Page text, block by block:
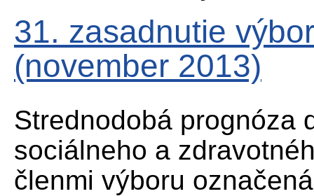
31. zasadnutie
(november 2013)
Strednodobá prognóza
sociálneho a
členmi výboru